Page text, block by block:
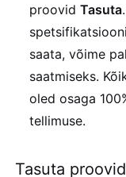
proovidTasuta
saata, võime
saatmiseks.
oled osaga
tellimuse.
Tasuta